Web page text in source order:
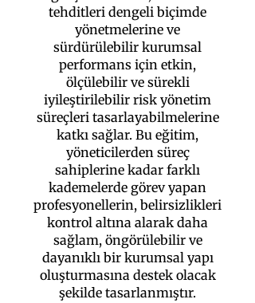
tehditleri dengeli biçimde
yönetmelerine ve
sürdürülebilir kurumsal
performans için etkin,
ölçülebilir ve sürekli
iyileştirilebilir risk yönetim
süreçleri tasarlayabilmelerine
katkı sağlar. Bu eğitim,
yöneticilerden süreç
sahiplerine kadar farklı
kademelerde görev yapan
profesyonellerin, belirsizlikleri
kontrol altına alarak daha
sağlam, öngörülebilir ve
dayanıklı bir kurumsal yapı
oluşturmasına destek olacak
şekilde tasarlanmıştır.